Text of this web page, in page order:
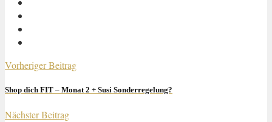
Vorheriger Beitrag
Shop dich FIT – Monat 2 + Susi Sonderregelung?
Nächster Beitrag